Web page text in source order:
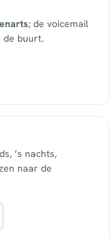
; de voicemail
de buurt.
’s nachts,
naar de